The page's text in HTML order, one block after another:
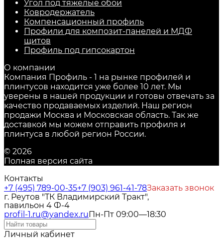
Угол под тяжелые обои
Ковродержатель
Компенсационный профиль
Профили для композит-панелей и МДФ
щитов
Профиль под гипсокартон
О компании
Компания Профиль - 1 на рынке профилей и
плинтусов находится уже более 10 лет. Мы
уверены в нашей продукции и готовы отвечать за
качество продаваемых изделий. Наш регион
продажи Москва и Московская область. Так же
доставкой мы можем отправить профиля и
плинтуса в любой регион России.
© 2026
Полная версия сайта
Контакты
+7 (495) 789-00-35+7 (903) 961-41-78Заказать звонок
г. Реутов "ТК Владимирский Тракт",
павильон 4 Ф-4
profil-1.ru@yandex.ruПн-Пт 09:00—18:30
Личный кабинет